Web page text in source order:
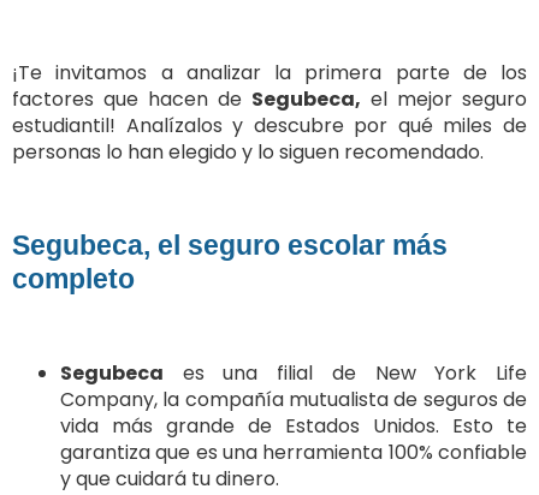
¡Te invitamos a analizar la primera parte de los
factores que hacen de Segubeca, el mejor seguro
estudiantil! Analízalos y descubre por qué miles de
personas lo han elegido y lo siguen recomendado.
Segubeca, el seguro escolar más
completo
Segubeca es una filial de New York Life
Company, la compañía mutualista de seguros de
vida más grande de Estados Unidos. Esto te
garantiza que es una herramienta 100% confiable
y que cuidará tu dinero.